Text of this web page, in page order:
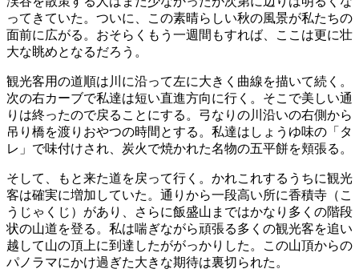
ってきていた。ついに、この素晴らしい秋の風景が私たちの
面前に広がる。おそらくもう一週間もすれば、ここは更に壮
大な眺めとなるだろう。
観光客用の道順は川に沿って左に大きく曲線を描いて続く。
次の右カーブで私達は短い直進方向に行く。そこで美しい通
りは終ったので戻ることにする。弓なりの川沿いの右側から
吊り橋を渡りおやつの時間とする。私達はしょうゆ味の「タ
レ」で味付けされ、炭火で焼かれた名物の五平餅を頬張る。
そして、もと来た道を戻って行く。かれこれするうちに観光
客は確実に増加していた。通りから一段高い所に香積寺（こ
うじゃくじ）があり、さらに飯盛山まではかなり多くの階段
状の山道を登る。私は喘ぎながら頑張る多くの観光客を追い
越して山の頂上に到達したががっかりした。この山頂からの
パノラマにかけ過ぎた大きな期待は裏切られた。